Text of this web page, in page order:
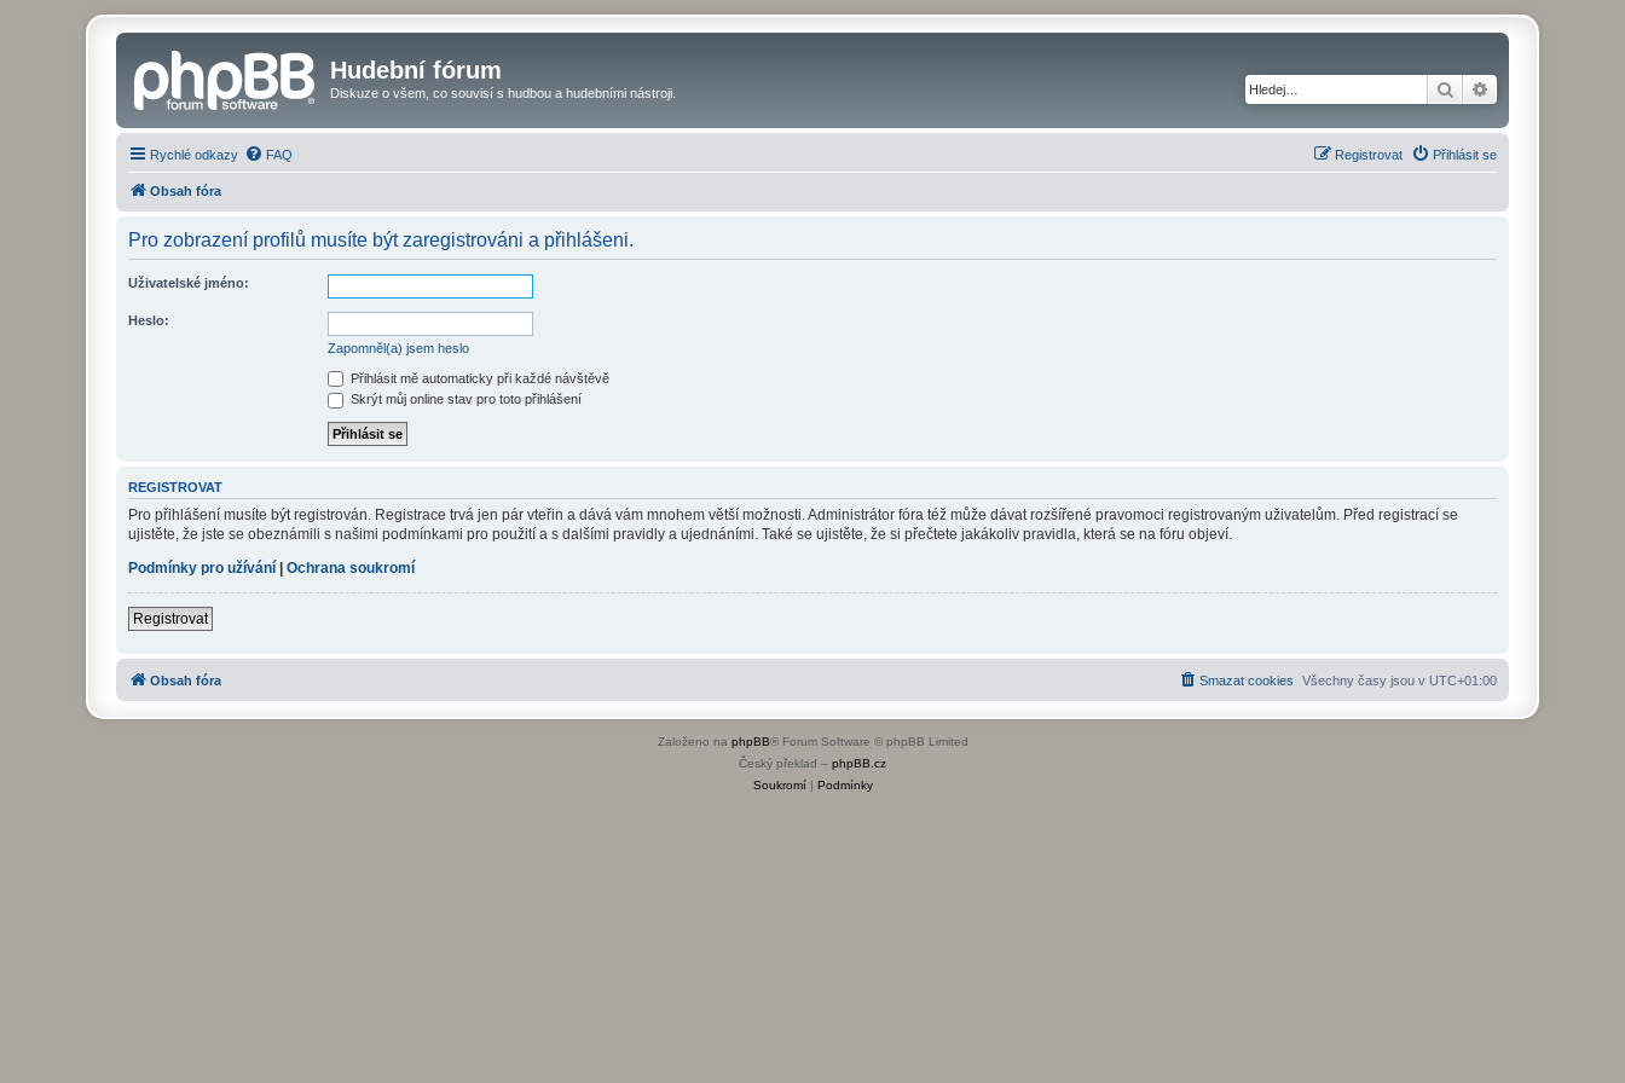
Hudební fórum
Diskuze o všem, co souvisí s hudbou a hudebními nástroji. Hledat
Rychlé odkazy FAQ Přihlásit se
Registrovat
Obsah fóra
Pro zobrazení profilů musíte být zaregistrováni a přihlášeni.
Uživatelské jméno:
Heslo:
Zapomněl(a) jsem heslo
Přihlásit mě automaticky při každé návštěvě
Skrýt můj online stav pro toto přihlášení
REGISTROVAT
Pro přihlášení musíte být registrován. Registrace trvá jen pár vteřin a dává vám mnohem větší možnosti. Administrátor fóra též může dávat rozšířené pravomoci registrovaným uživatelům. Před registrací se
ujistěte, že jste se obeznámili s našimi podmínkami pro použití a s dalšími pravidly a ujednáními. Také se ujistěte, že si přečtete jakákoliv pravidla, která se na fóru objeví.
Podmínky pro užívání
Ochrana soukromí
Registrovat
Obsah fóra Všechny časy jsou v UTC+01:00
Smazat cookies
Založeno na phpBB® Forum Software © phpBB Limited
Český překlad – phpBB.cz
Soukromí| Podmínky